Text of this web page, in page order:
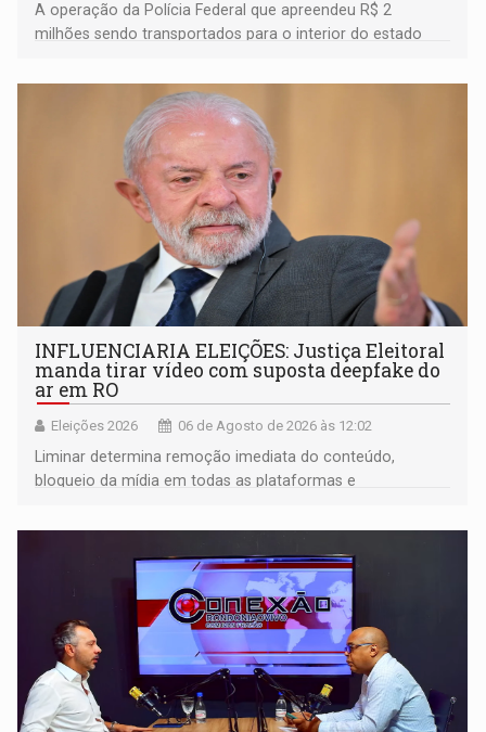
A operação da Polícia Federal que apreendeu R$ 2
milhões sendo transportados para o interior do estado
ligação do suspeito com um deputado federal do União
Brasil por Rondônia
INFLUENCIARIA ELEIÇÕES: Justiça Eleitoral
manda tirar vídeo com suposta deepfake do
ar em RO
Eleições 2026 06 de Agosto de 2026 às 12:02
Liminar determina remoção imediata do conteúdo,
bloqueio da mídia em todas as plataformas e